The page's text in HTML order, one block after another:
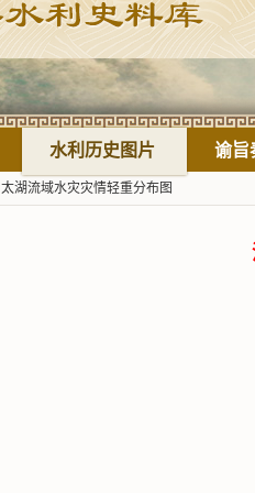
水利历史图片 谕旨
太湖流域水灾灾情轻重分布图